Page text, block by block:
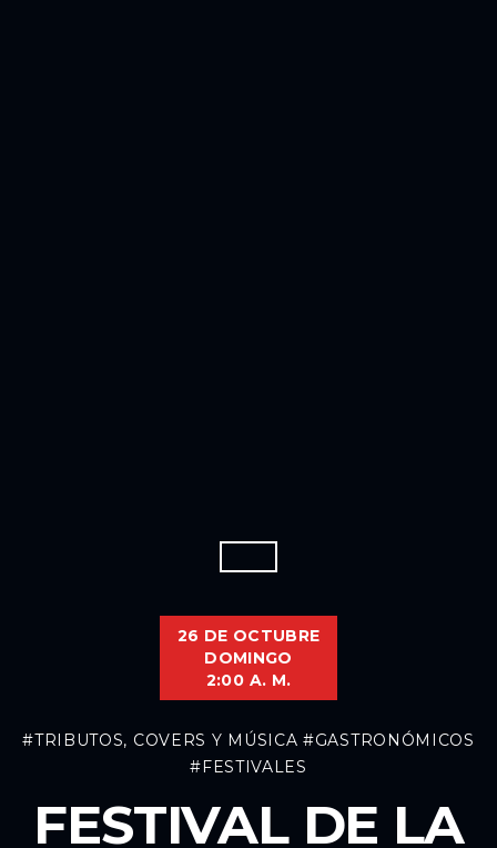
26 DE OCTUBRE
DOMINGO
2:00 A. M.
#TRIBUTOS, COVERS Y MÚSICA #GASTRONÓMICOS
#FESTIVALES
FESTIVAL DE LA